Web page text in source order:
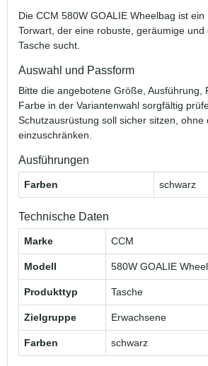
Die CCM 580W GOALIE Wheelbag ist
Torwart, der eine robuste, geräumige
Tasche sucht.
Auswahl und Passform
Bitte die angebotene Größe, Ausführung,
Farbe in der Variantenwahl sorgfältig
Schutzausrüstung soll sicher sitzen, ohne
einzuschränken.
Ausführungen
Farben schwarz
Technische Daten
Marke CCM
Modell 580W GOALIE
Produkttyp Tasche
Zielgruppe Erwachsene
Farben schwarz